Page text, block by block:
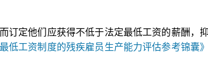
定他们应获得不低于法定最低工资的薪酬，
工资制度的残疾雇员生产能力评估参考锦囊